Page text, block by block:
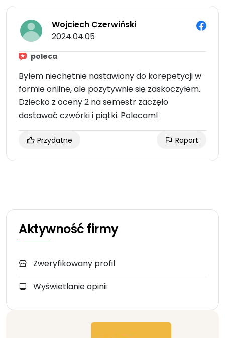
Wojciech Czerwiński
2024.04.05
poleca
Byłem niechętnie nastawiony do korepetycji w
formie online, ale pozytywnie się zaskoczyłem.
Dziecko z oceny 2 na semestr zaczęło
dostawać czwórki i piątki. Polecam!
Przydatne Raport
Aktywność firmy
Zweryfikowany profil
Wyświetlanie opinii